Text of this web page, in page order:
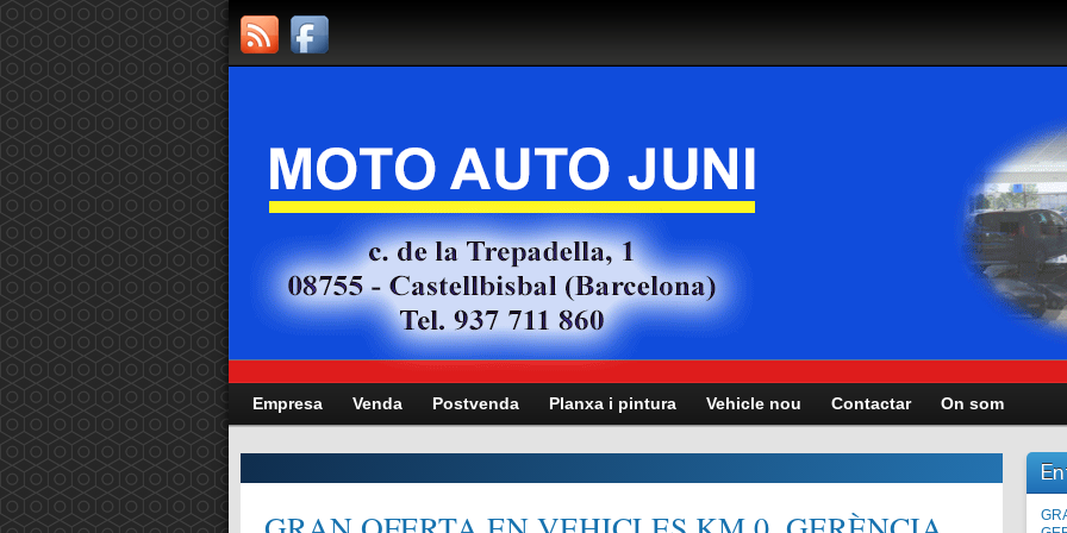
Empresa Venda Postvenda Planxa i pintura Vehicle nou Contactar On som